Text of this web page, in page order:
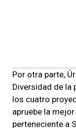
Por otra parte,
Diversidad de la
los cuatro
apruebe la
perteneciente a